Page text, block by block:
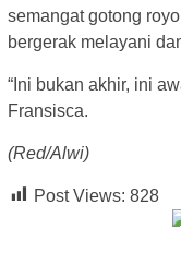
semangat gotong
bergerak melayani
“Ini bukan akhir, ini
Fransisca.
(Red/Alwi)
Post Views: 828